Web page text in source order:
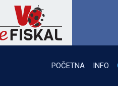
POČETNA INFO